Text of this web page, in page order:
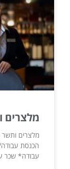
מלצרים
מלצרים
הכנסת
עבודה* שכר